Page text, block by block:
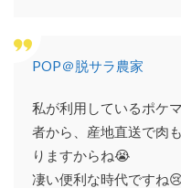
ポケ
ット
がお
すす
人・
おす
POP＠脱サラ農家
私が利用しているポケ
者から、産地直送で肉
りますからね😭
凄い便利な時代ですね